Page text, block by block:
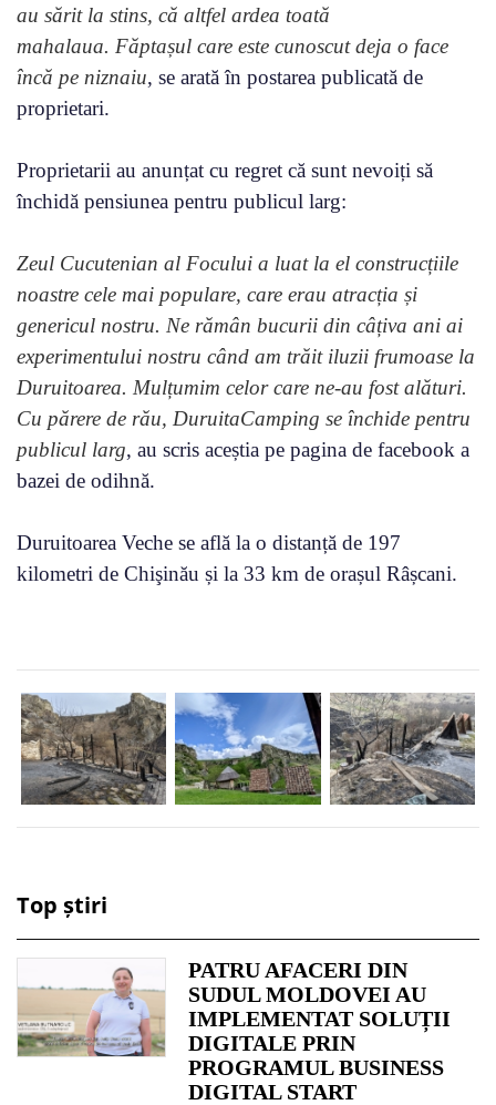
au sărit la stins, că altfel ardea toată
mahalaua. Făptașul care este cunoscut deja o face
încă pe niznaiu, se arată în postarea publicată de
proprietari.
Proprietarii au anunțat cu regret că sunt nevoiți să
închidă pensiunea pentru publicul larg:
Zeul Cucutenian al Focului a luat la el construcțiile
noastre cele mai populare, care erau atracția și
genericul nostru. Ne rămân bucurii din câțiva ani ai
experimentului nostru când am trăit iluzii frumoase la
Duruitoarea. Mulțumim celor care ne-au fost alături.
Cu părere de rău, DuruitaCamping se închide pentru
publicul larg, au scris aceștia pe pagina de facebook a
bazei de odihnă.
Duruitoarea Veche se află la o distanță de 197
kilometri de Chişinău și la 33 km de orașul Râșcani.
Top știri
PATRU AFACERI DIN
SUDUL MOLDOVEI AU
IMPLEMENTAT SOLUȚII
DIGITALE PRIN
PROGRAMUL BUSINESS
DIGITAL START